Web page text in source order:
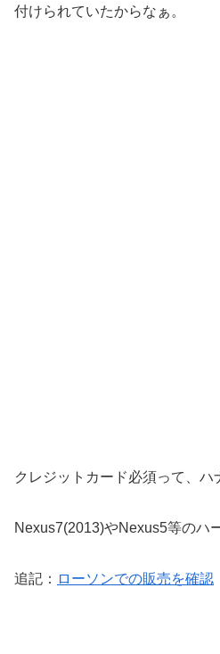
付けられていたからなぁ。
クレジットカード必須って、ハ
Nexus7(2013)やNexus5等のハ
追記： ローソンでの販売を確認